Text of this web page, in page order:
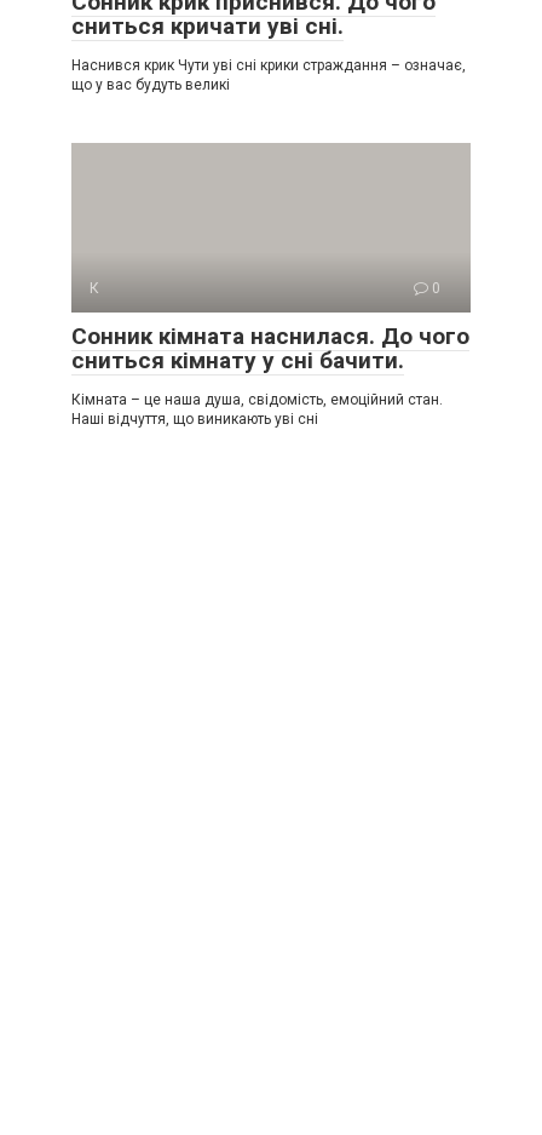
сниться кричати уві сні.
Наснився крик Чути уві сні крики страждання – означає,
що у вас будуть великі
К 0
Сонник кімната наснилася. До чого
сниться кімнату у сні бачити.
Кімната – це наша душа, свідомість, емоційний стан.
Наші відчуття, що виникають уві сні